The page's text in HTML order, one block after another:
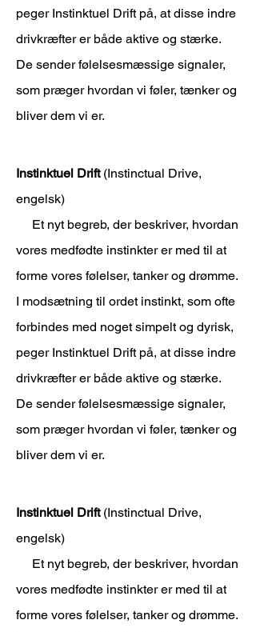
peger Instinktuel Drift på, at disse indre
drivkræfter er både aktive og stærke.
De sender følelsesmæssige signaler,
som præger hvordan vi føler, tænker og
bliver dem vi er.
Instinktuel Drift (Instinctual Drive,
engelsk)
Et nyt begreb, der beskriver, hvordan
vores medfødte instinkter er med til at
forme vores følelser, tanker og drømme.
I modsætning til ordet instinkt, som ofte
forbindes med noget simpelt og dyrisk,
peger Instinktuel Drift på, at disse indre
drivkræfter er både aktive og stærke.
De sender følelsesmæssige signaler,
som præger hvordan vi føler, tænker og
bliver dem vi er.
Instinktuel Drift (Instinctual Drive,
engelsk)
Et nyt begreb, der beskriver, hvordan
vores medfødte instinkter er med til at
forme vores følelser, tanker og drømme.